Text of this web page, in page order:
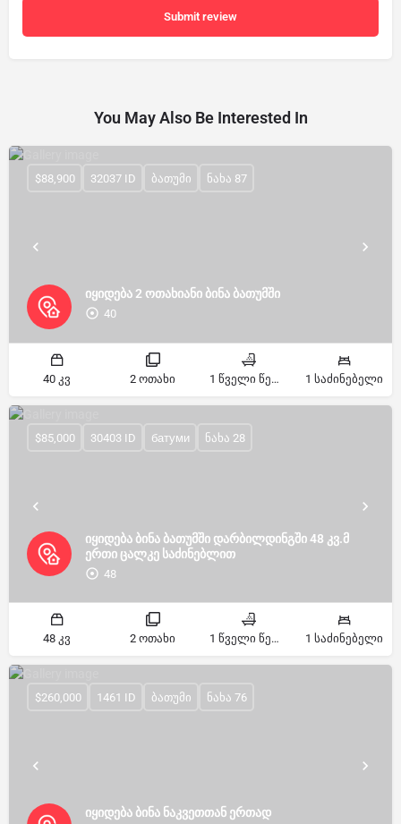
Submit review
You May Also Be Interested In
იყიდება 2 ოთახიანი ბინა ბათუმში
40
$88,900 32037 ID ბათუმი ნახა 87
40 კვ 2 ოთახი 1 წველი წერტილი 1 საძინებელი
იყიდება ბინა ბათუმში დარბილდინგში 48 კვ.მ
ერთი ცალკე საძინებლით
48
$85,000 30403 ID батуми ნახა 28
48 კვ 2 ოთახი 1 წველი წერტილი 1 საძინებელი
იყიდება ბინა ნაკვეთთან ერთად
$260,000 1461 ID ბათუმი ნახა 76